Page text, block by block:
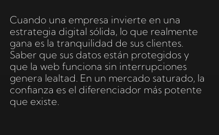
Cuando una empresa invierte en una
estrategia digital sólida, lo que realmente
gana es la tranquilidad de sus clientes.
Saber que sus datos están protegidos y
que la web funciona sin interrupciones
genera lealtad. En un mercado saturado, la
confianza es el diferenciador más potente
que existe.